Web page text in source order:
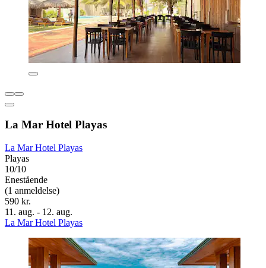
La Mar Hotel Playas
La Mar Hotel Playas
Playas
10/10
Enestående
(1 anmeldelse)
590 kr.
11. aug. - 12. aug.
La Mar Hotel Playas